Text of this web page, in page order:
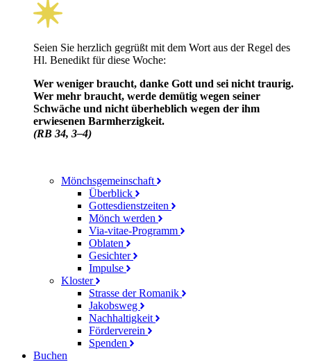
Seien Sie herzlich gegrüßt mit dem Wort aus der Regel des
Hl. Benedikt für diese Woche:
Wer weniger braucht, danke Gott und sei nicht traurig.
Wer mehr braucht, werde demütig wegen seiner
Schwäche und nicht über­heblich wegen der ihm
erwiesenen Barm­herzig­keit.
(RB 34, 3–4)
Mönchsgemeinschaft
Überblick
Gottesdienstzeiten
Mönch werden
Via-vitae-Programm
Oblaten
Gesichter
Impulse
Kloster
Strasse der Romanik
Jakobsweg
Nachhaltigkeit
Förderverein
Spenden
Buchen